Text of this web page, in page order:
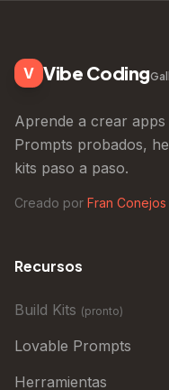
V Vibe Coding
Aprende a crear
Prompts probados,
kits paso a paso.
Creado por Fran Conejos
Recursos
Build Kits (pronto)
Lovable Prompts
Herramientas